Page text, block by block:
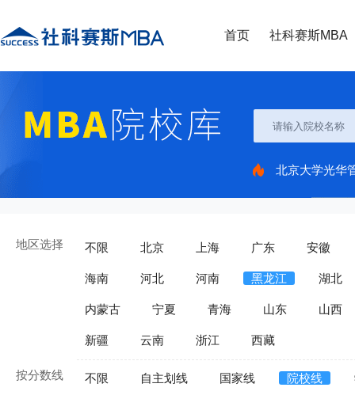
首页 社科赛斯MBA
北京大学光华
地区选择 不限 北京 上海 广东 安徽
海南 河北 河南 黑龙江 湖北
内蒙古 宁夏 青海 山东 山西
新疆 云南 浙江 西藏
按分数线 不限 自主划线 国家线 院校线